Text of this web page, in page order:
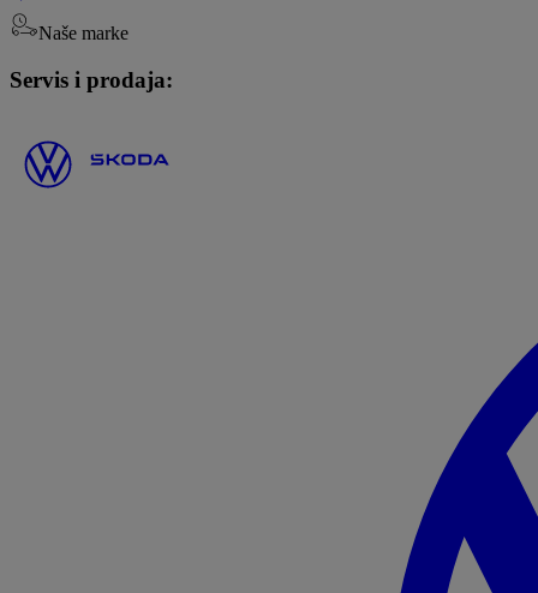
Naše marke
Servis i prodaja: